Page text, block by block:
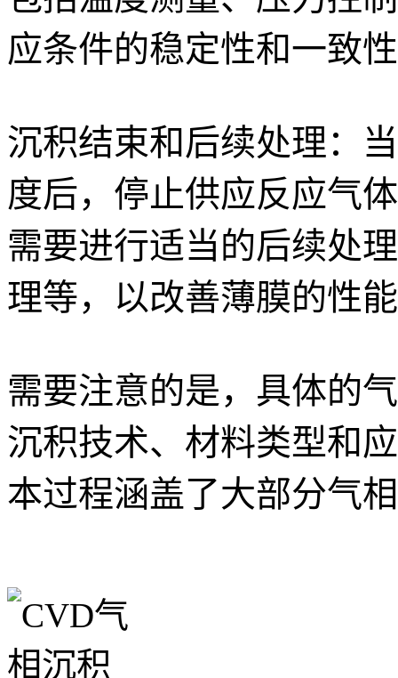
应条件的稳定性和一致
沉积结束和后续处理：
度后，停止供应反应气
需要进行适当的后续处
理等，以改善薄膜的性
需要注意的是，具体的
沉积技术、材料类型和
本过程涵盖了大部分气